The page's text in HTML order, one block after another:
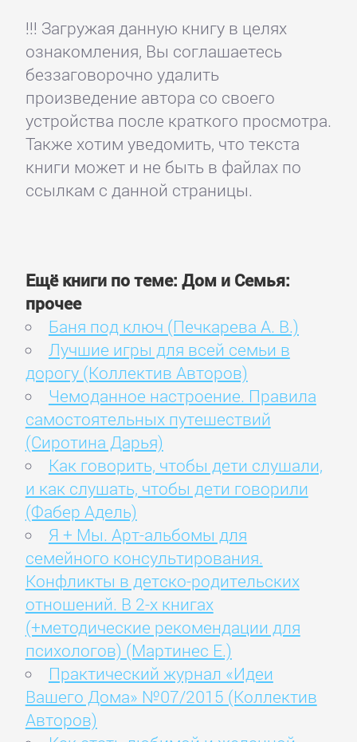
!!! Загружая данную книгу в целях
ознакомления, Вы соглашаетесь
беззаговорочно удалить
произведение автора со своего
устройства после краткого просмотра.
Также хотим уведомить, что текста
книги может и не быть в файлах по
ссылкам с данной страницы.
Ещё книги по теме: Дом и Семья:
прочее
Баня под ключ (Печкарева А. В.)
Лучшие игры для всей семьи в
дорогу (Коллектив Авторов)
Чемоданное настроение. Правила
самостоятельных путешествий
(Сиротина Дарья)
Как говорить, чтобы дети слушали,
и как слушать, чтобы дети говорили
(Фабер Адель)
Я + Мы. Арт-альбомы для
семейного консультирования.
Конфликты в детско-родительских
отношений. В 2-х книгах
(+методические рекомендации для
психологов) (Мартинес Е.)
Практический журнал «Идеи
Вашего Дома» №07/2015 (Коллектив
Авторов)